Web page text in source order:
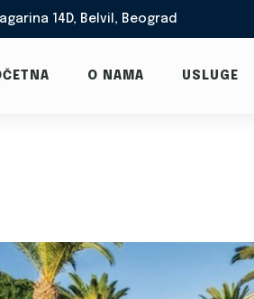
14D, Belvil, Beograd
O NAMA USLUGE